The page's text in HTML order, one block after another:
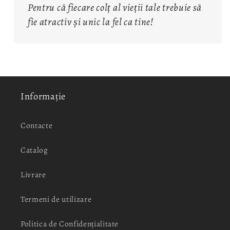
Pentru că fiecare colț al vieții tale trebuie să
fie atractiv și unic la fel ca tine!
Informație
Contacte
Catalog
Livrare
Termeni de utilizare
Politica de Confidențialitate